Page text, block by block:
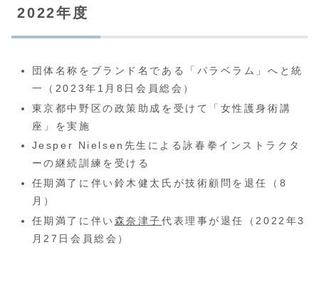
2022年度
団体名称をブランド名である「パラベラム」へと統
一（2023年1月8日会員総会）
東京都中野区の政策助成を受けて「女性護身術講
座」を実施
Jesper Nielsen先生による詠春拳インストラクタ
ーの継続訓練を受ける
任期満了に伴い鈴木健太氏が技術顧問を退任（8
月）
任期満了に伴い 森奈津子代表理事が退任（2022年3
月27日会員総会）